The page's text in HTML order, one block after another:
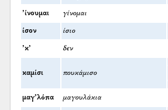
’ίνουμαι γίνομαι
ίσον ίσιο
’κ’ δεν
καμίσι πουκάμισο
μαγ’λόπα μαγουλάκια